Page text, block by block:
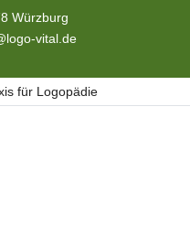
Würzburg
vital.de